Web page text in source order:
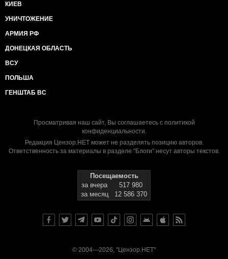
КИЕВ
УНИЧТОЖЕНИЕ
АРМИЯ РФ
ДОНЕЦКАЯ ОБЛАСТЬ
ВСУ
ПОЛЬША
ГЕНШТАБ ВС
Просматривая наш сайт, Вы соглашаетесь с политикой
конфиденциальности.
Редакция Цензор.НЕТ может не разделять позицию авторов.
Ответственность за материалы в разделе "Блоги" несут авторы текстов.
Посещаемость
за вчера
517 980
за месяц
12 586 370
© 2004—2026, "Цензор.НЕТ"